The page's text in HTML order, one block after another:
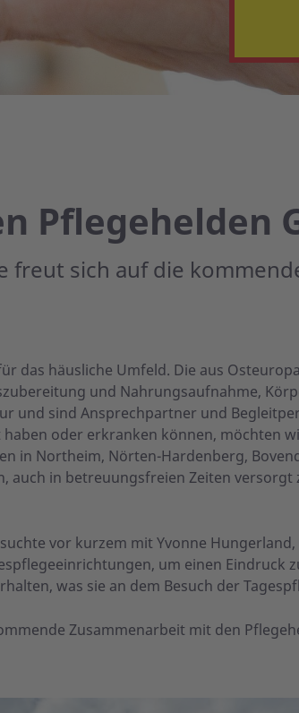
Pflegehelden
freut sich auf die
das häusliche Umfeld. Die aus
und Nahrungsaufnahme,
und sind Ansprechpartner und
oder erkranken können, möchten
in Northeim, Nörten-Hardenberg,
in betreuungsfreien Zeiten versorgt
vor kurzem mit Yvonne
um einen Eindruck
was sie an dem Besuch der
Zusammenarbeit mit den